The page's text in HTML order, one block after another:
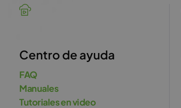
Centro de ayuda
FAQ
Manuales
Tutoriales en video